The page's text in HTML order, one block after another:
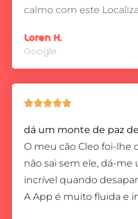
calmo com este
Loren H.
Google

dá um monte de paz
O meu cão Cleo foi-lhe
não sai sem ele, dá-me
incrível quando
A App é muito fluida e